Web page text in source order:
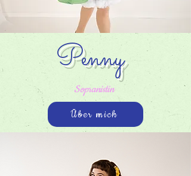
Penny
Sopranistin
Über mich